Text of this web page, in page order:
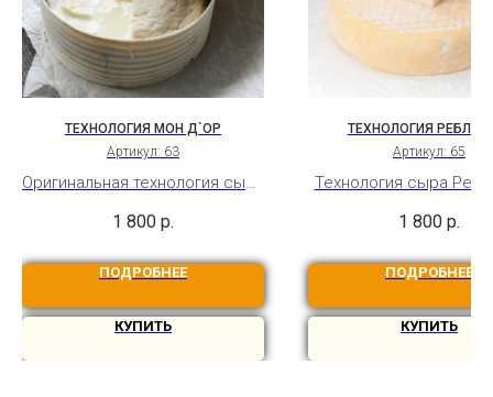
ТЕХНОЛОГИЯ МОН Д`ОР
Артикул: 63
Оригинальная технология сыра
внутри и созреванием в
еловой шпоновой коробочке
1 800 р.
ПОДРОБНЕЕ
КУПИТЬ
ТЕХНОЛОГИЯ
Артикул: 65
Технология сыра
видеотехнология
1 800 р.
ПОДРОБНЕЕ
КУПИТЬ